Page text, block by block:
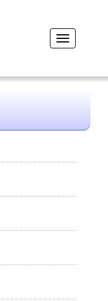
Desplegar
navegación